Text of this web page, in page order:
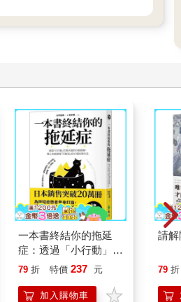
一本書終結你的拖延
症：透過「小行動」打
開大腦的行動開關，懶
的37個科學方法
79 折 特價 237 元
加入購物車
請解
79 折